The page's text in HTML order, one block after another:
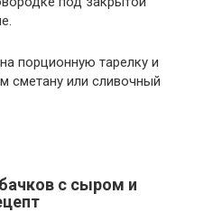
порционную тарелку и
сметану или сливочный
с сыром и